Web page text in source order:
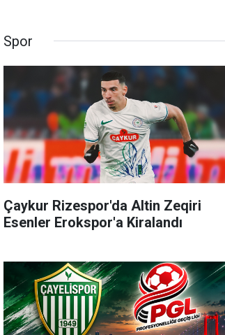
Spor
Çaykur Rizespor'da Altin Zeqiri
Esenler Erokspor'a Kiralandı